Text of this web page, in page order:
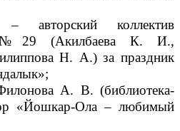
авторский коллектив
№29 (Акилбаева К. И.,
Н. А.) за праздник
А. В. (библиотека-
«Йошкар-Ола – любимый